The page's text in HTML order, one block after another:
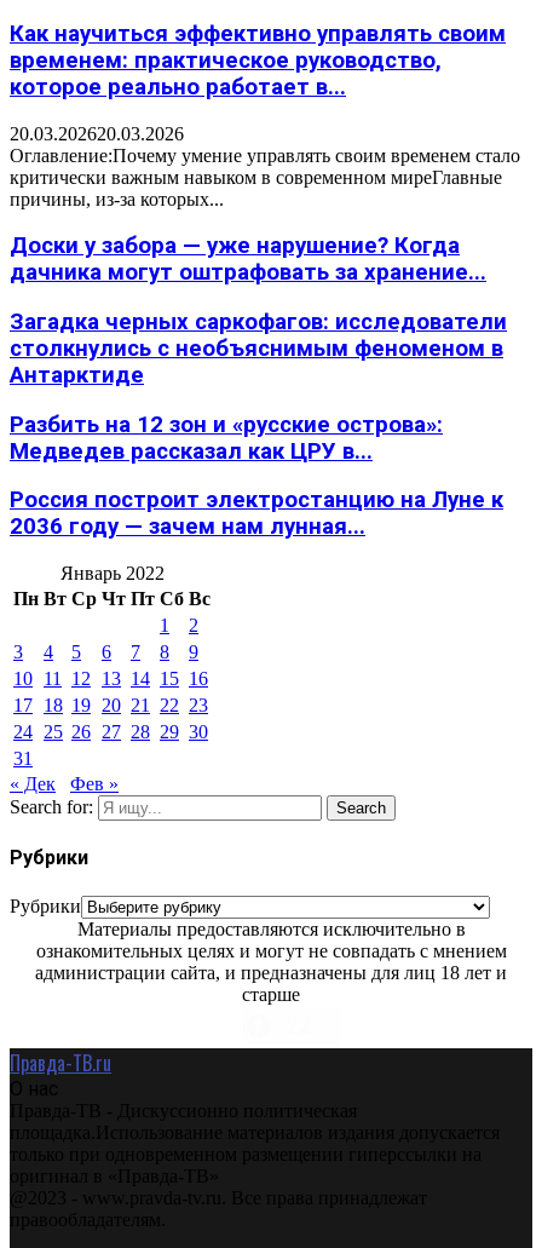
Как научиться эффективно управлять своим
временем: практическое руководство,
которое реально работает в...
20.03.202620.03.2026
Оглавление:Почему умение управлять своим временем стало
критически важным навыком в современном миреГлавные
причины, из-за которых...
Доски у забора — уже нарушение? Когда
дачника могут оштрафовать за хранение...
Загадка черных саркофагов: исследователи
столкнулись с необъяснимым феноменом в
Антарктиде
Разбить на 12 зон и «русские острова»:
Медведев рассказал как ЦРУ в...
Россия построит электростанцию на Луне к
2036 году — зачем нам лунная...
Январь 2022
Пн Вт Ср Чт Пт Сб Вс
1
2
3
4 5 6 7 8
9
10 11 12 13 14 15 16
17 18 19 20 21 22 23
24 25 26 27 28 29 30
31
« Дек
Фев »
Search for:
Search
Рубрики
Рубрики
Материалы предоставляются исключительно в
ознакомительных целях и могут не совпадать с мнением
администрации сайта, и предназначены для лиц 18 лет и
старше
Правда-ТВ.ru
О нас
Правда-ТВ - Дискуссионно политическая
площадка.Использование материалов издания допускается
только при одновременном размещении гиперссылки на
оригинал в «Правда-ТВ»
@2023 - www.pravda-tv.ru. Все права принадлежат
правообладателям.